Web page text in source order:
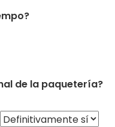
de la paquetería?